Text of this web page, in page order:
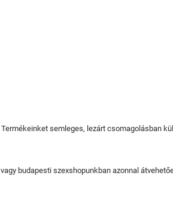
semleges, lezárt csomagolásban
budapesti szexshopunkban azonnal